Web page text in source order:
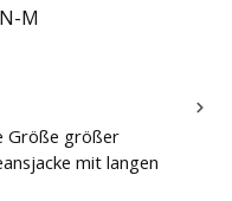
M
Größe größer
mit langen